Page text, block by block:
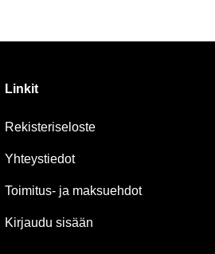
Linkit
Rekisteriseloste
Yhteystiedot
Toimitus- ja maksuehdot
Kirjaudu sisään